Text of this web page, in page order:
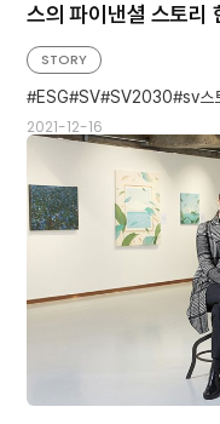
스의 파이낸셜 스토리
2021-12-16
STORY
ESG SV SV2030 sv스